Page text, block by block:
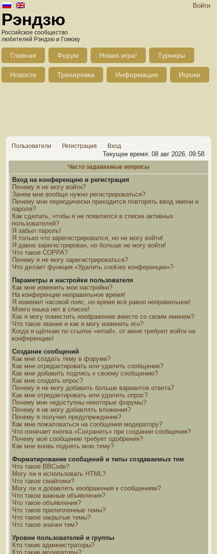
Войти
Рэндзю
Российское сообщество
любителей Рэндзю и Гомоку
Главная Форум Новая игра! Турниры
Новости Тренировка Информация Игроки
Пользователи Регистрация Вход
Текущее время: 08 авг 2026, 09:58
Часто задаваемые вопросы
Вход на конференцию и регистрация
Почему я не могу войти?
Зачем мне вообще нужно регистрироваться?
Почему мне периодически приходится повторять ввод имени и
пароля?
Как сделать, чтобы я не появлялся в списке активных
пользователей?
Я забыл пароль!
Я только что зарегистрировался, но не могу войти!
Я давно зарегистрирован, но больше не могу войти!
Что такое COPPA?
Почему я не могу зарегистрироваться?
Что делает функция «Удалить cookies конференции»?
Параметры и настройки пользователя
Как мне изменить мои настройки?
На конференции неправильное время!
Я изменил часовой пояс, но время всё равно неправильное!
Моего языка нет в списке!
Как я могу поместить изображение вместе со своим именем?
Что такое звание и как я могу изменить его?
Когда я щёлкаю по ссылке «email», от меня требуют войти на
конференцию!
Создание сообщений
Как мне создать тему в форуме?
Как мне отредактировать или удалить сообщение?
Как мне добавить подпись к своему сообщению?
Как мне создать опрос?
Почему я не могу добавить больше вариантов ответа?
Как мне отредактировать или удалить опрос?
Почему мне недоступны некоторые форумы?
Почему я не могу добавлять вложения?
Почему я получил предупреждение?
Как мне пожаловаться на сообщения модератору?
Что означает кнопка «Сохранить» при создании сообщения?
Почему моё сообщение требует одобрения?
Как мне вновь поднять мою тему?
Форматирование сообщений и типы создаваемых тем
Что такое BBCode?
Могу ли я использовать HTML?
Что такое смайлики?
Могу ли я добавлять изображения к сообщениям?
Что такое важные объявления?
Что такое объявления?
Что такое прилепленные темы?
Что такое закрытые темы?
Что такое значки тем?
Уровни пользователей и группы
Кто такие администраторы?
Кто такие модераторы?